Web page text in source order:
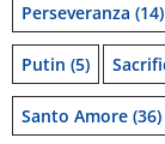
Perseveranza (14)
Putin (5)
Santo Amore (36)